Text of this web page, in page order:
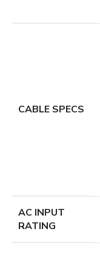
CABLE SPECS
AC INPUT
RATING